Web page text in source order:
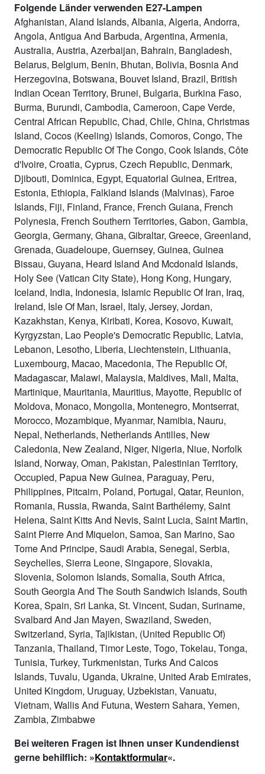
Folgende Länder verwenden E27-Lampen
Afghanistan, Aland Islands, Albania, Algeria, Andorra,
Angola, Antigua And Barbuda, Argentina, Armenia,
Australia, Austria, Azerbaijan, Bahrain, Bangladesh,
Belarus, Belgium, Benin, Bhutan, Bolivia, Bosnia And
Herzegovina, Botswana, Bouvet Island, Brazil, British
Indian Ocean Territory, Brunei, Bulgaria, Burkina Faso,
Burma, Burundi, Cambodia, Cameroon, Cape Verde,
Central African Republic, Chad, Chile, China, Christmas
Island, Cocos (Keeling) Islands, Comoros, Congo, The
Democratic Republic Of The Congo, Cook Islands, Côte
d'Ivoire, Croatia, Cyprus, Czech Republic, Denmark,
Djibouti, Dominica, Egypt, Equatorial Guinea, Eritrea,
Estonia, Ethiopia, Falkland Islands (Malvinas), Faroe
Islands, Fiji, Finland, France, French Guiana, French
Polynesia, French Southern Territories, Gabon, Gambia,
Georgia, Germany, Ghana, Gibraltar, Greece, Greenland,
Grenada, Guadeloupe, Guernsey, Guinea, Guinea
Bissau, Guyana, Heard Island And Mcdonald Islands,
Holy See (Vatican City State), Hong Kong, Hungary,
Iceland, India, Indonesia, Islamic Republic Of Iran, Iraq,
Ireland, Isle Of Man, Israel, Italy, Jersey, Jordan,
Kazakhstan, Kenya, Kiribati, Korea, Kosovo, Kuwait,
Kyrgyzstan, Lao People's Democratic Republic, Latvia,
Lebanon, Lesotho, Liberia, Liechtenstein, Lithuania,
Luxembourg, Macao, Macedonia, The Republic Of,
Madagascar, Malawi, Malaysia, Maldives, Mali, Malta,
Martinique, Mauritania, Mauritius, Mayotte, Republic of
Moldova, Monaco, Mongolia, Montenegro, Montserrat,
Morocco, Mozambique, Myanmar, Namibia, Nauru,
Nepal, Netherlands, Netherlands Antilles, New
Caledonia, New Zealand, Niger, Nigeria, Niue, Norfolk
Island, Norway, Oman, Pakistan, Palestinian Territory,
Occupied, Papua New Guinea, Paraguay, Peru,
Philippines, Pitcairn, Poland, Portugal, Qatar, Reunion,
Romania, Russia, Rwanda, Saint Barthélemy, Saint
Helena, Saint Kitts And Nevis, Saint Lucia, Saint Martin,
Saint Pierre And Miquelon, Samoa, San Marino, Sao
Tome And Principe, Saudi Arabia, Senegal, Serbia,
Seychelles, Sierra Leone, Singapore, Slovakia,
Slovenia, Solomon Islands, Somalia, South Africa,
South Georgia And The South Sandwich Islands, South
Korea, Spain, Sri Lanka, St. Vincent, Sudan, Suriname,
Svalbard And Jan Mayen, Swaziland, Sweden,
Switzerland, Syria, Tajikistan, (United Republic Of)
Tanzania, Thailand, Timor Leste, Togo, Tokelau, Tonga,
Tunisia, Turkey, Turkmenistan, Turks And Caicos
Islands, Tuvalu, Uganda, Ukraine, United Arab Emirates,
United Kingdom, Uruguay, Uzbekistan, Vanuatu,
Vietnam, Wallis And Futuna, Western Sahara, Yemen,
Zambia, Zimbabwe
Bei weiteren Fragen ist Ihnen unser Kundendienst
gerne behilflich: »Kontaktformular«.